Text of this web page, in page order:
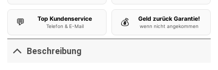
💬 Top Kundenservice
Telefon & E-Mail 💰 Geld zurück Garantie!
wenn nicht angekommen
Beschreibung